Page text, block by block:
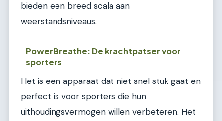
bieden een breed scala aan
weerstandsniveaus.
PowerBreathe: De krachtpatser voor
sporters
Het is een apparaat dat niet snel stuk gaat en
perfect is voor sporters die hun
uithoudingsvermogen willen verbeteren. Het